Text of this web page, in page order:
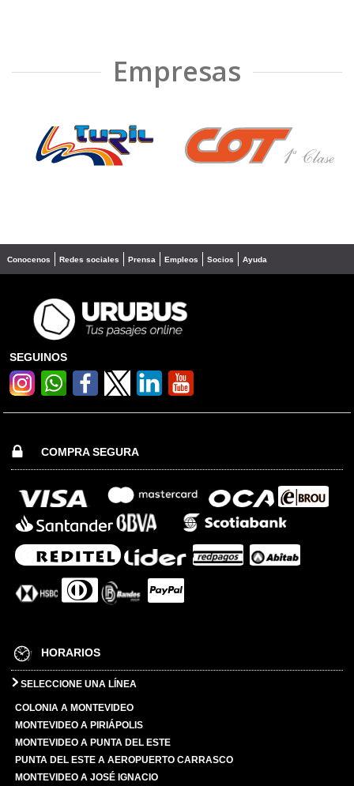
Empresas
❮ ❯
Conocenos Redes sociales Prensa Empleos Socios Ayuda
SEGUINOS
COMPRA SEGURA
HORARIOS
SELECCIONE UNA LÍNEA
COLONIA A MONTEVIDEO
MONTEVIDEO A PIRIÁPOLIS
MONTEVIDEO A PUNTA DEL ESTE
PUNTA DEL ESTE A AEROPUERTO CARRASCO
MONTEVIDEO A JOSÉ IGNACIO